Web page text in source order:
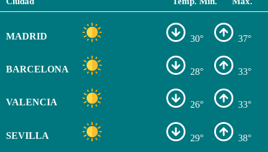
MADRID 30° 37°
BARCELONA 28° 33°
VALENCIA 26° 33°
SEVILLA 29° 38°